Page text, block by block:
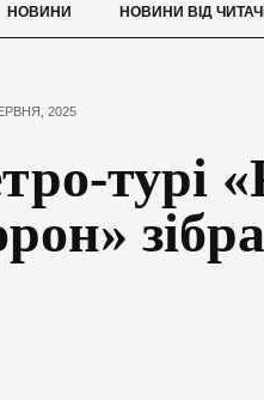
НОВИНИ НОВИНИ ВІД
2025
турі